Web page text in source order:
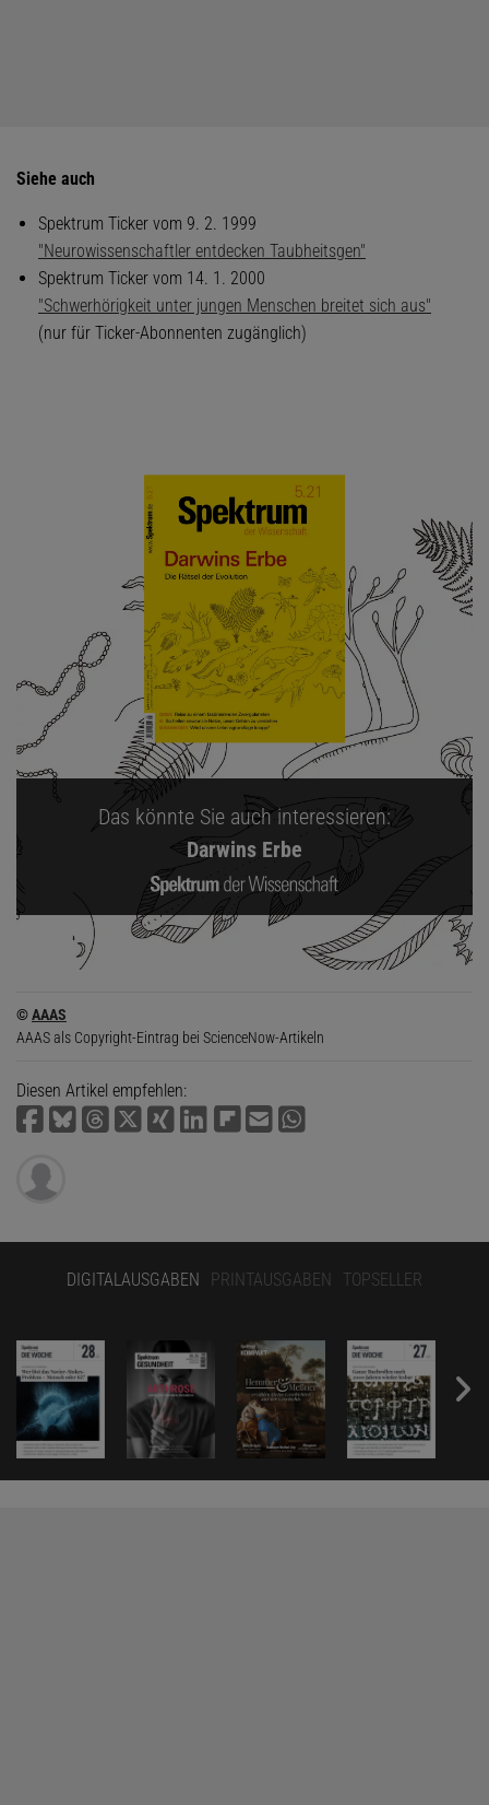
Siehe auch
Spektrum Ticker vom 9. 2. 1999
"Neurowissenschaftler entdecken Taubheitsgen"
Spektrum Ticker vom 14. 1. 2000
"Schwerhörigkeit unter jungen Menschen breitet sich aus"
(nur für Ticker-Abonnenten zugänglich)
Das könnte Sie auch interessieren:
Darwins Erbe
©AAAS
AAAS als Copyright-Eintrag bei ScienceNow-Artikeln
Diesen Artikel empfehlen:
DIGITALAUSGABEN PRINTAUSGABEN TOPSELLER